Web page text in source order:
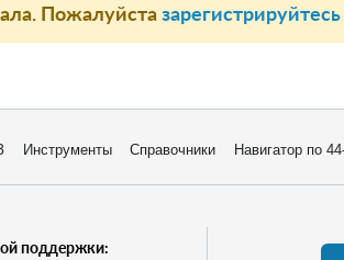
Пожалуйстазарегистрируйтесь
Инструменты Справочники Навигатор по
поддержки: